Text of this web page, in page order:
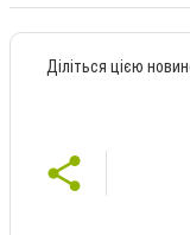
Діліться цією